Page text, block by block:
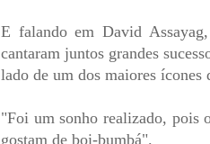
E falando em David
cantaram juntos grandes
lado de um dos maiores ícones
"Foi um sonho realizado, pois
gostam de boi-bumbá".